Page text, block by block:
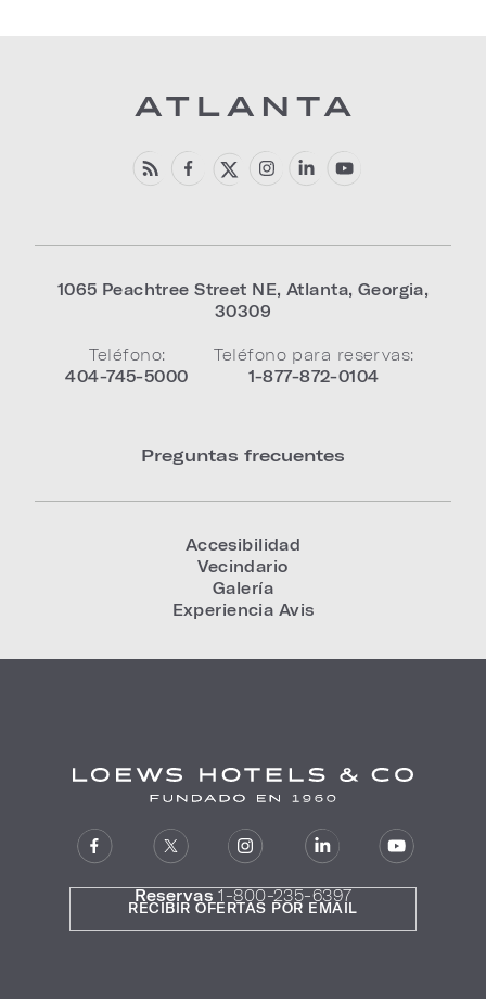
1065 Peachtree Street NE, Atlanta, Georgia,
30309
Teléfono:
404-745-5000
Teléfono para reservas:
1-877-872-0104
Preguntas frecuentes
Accesibilidad
Vecindario
Galería
Experiencia Avis
Reservas 1-800-235-6397
RECIBIR OFERTAS POR EMAIL